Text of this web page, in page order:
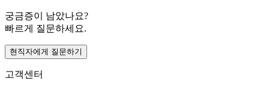
궁금증이 남았나요?
빠르게 질문하세요.
현직자에게 질문하기
고객센터